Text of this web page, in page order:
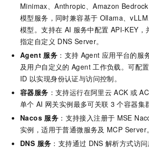
Minimax、Anthropic、Amazon
模型服务，同时兼容基于 Ollama、
模型。支持在 AI 服务中配置 API-KEY，
指定自定义 DNS Server。
Agent 服务 ：支持 Agent 应用平台的服
及用户自定义的 Agent 工作负载。可配置
ID 以实现身份认证与访问控制。
容器服务 ：支持运行在阿里云 ACK 或
单个 AI 网关实例最多可关联 3 个容器集
Nacos 服务 ：支持接入注册于 MSE
实例，适用于普通微服务及 MCP Server。
DNS 服务 ：支持通过 DNS 解析方式访